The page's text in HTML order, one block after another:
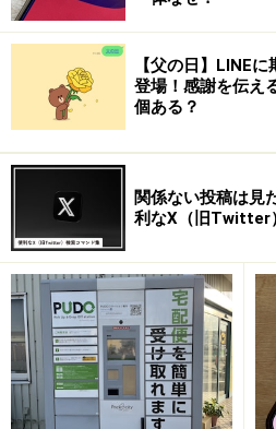
利用規約を読み、同意したらメ
次に利用規約に同意して、メー
ます。
利用規約を読み、十分に理解
登録」を押します。メール送
のままメールを送信します。
【父の日】LINE
登場！感謝を伝え
個ある？
関係ない投稿は見
利なX（旧Twitter